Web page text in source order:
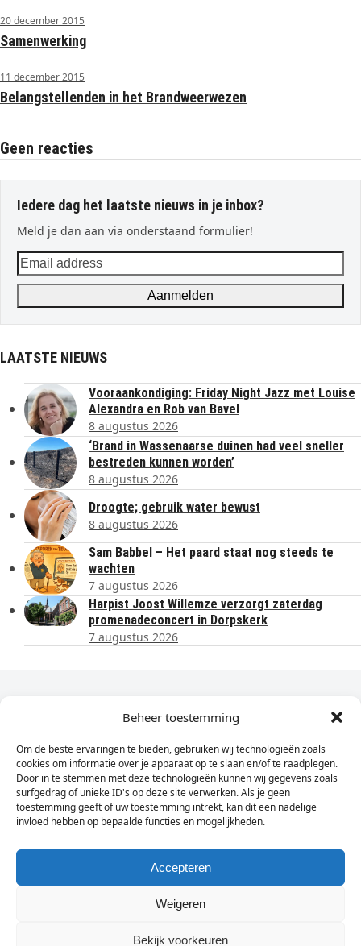
Beheer toestemming
Om de beste ervaringen te bieden, gebruiken wij technologieën zoals
cookies om informatie over je apparaat op te slaan en/of te raadplegen.
Door in te stemmen met deze technologieën kunnen wij gegevens zoals
surfgedrag of unieke ID's op deze site verwerken. Als je geen
toestemming geeft of uw toestemming intrekt, kan dit een nadelige
invloed hebben op bepaalde functies en mogelijkheden.
Accepteren
Weigeren
Bekijk voorkeuren
20 december 2015
Samenwerking
11 december 2015
Belangstellenden in het Brandweerwezen
Geen reacties
Iedere dag het laatste nieuws in je inbox?
Meld je dan aan via onderstaand formulier!
Email
address
Aanmelden
LAATSTE NIEUWS
Vooraankondiging: Friday Night Jazz met Louise
Alexandra en Rob van Bavel
8 augustus 2026
‘Brand in Wassenaarse duinen had veel sneller
bestreden kunnen worden’
8 augustus 2026
Droogte; gebruik water bewust
8 augustus 2026
Sam Babbel – Het paard staat nog steeds te
wachten
7 augustus 2026
Harpist Joost Willemze verzorgt zaterdag
promenadeconcert in Dorpskerk
7 augustus 2026
Dagelijks het laatste nieuws in je e-mail?
Vul
hier
je
e-
mailadres
in
Sign Up